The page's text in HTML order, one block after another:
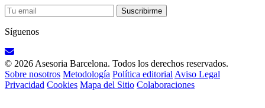
Suscribirme
Síguenos
© 2026 Asesoria Barcelona. Todos los derechos reservados.
Sobre nosotros Metodología Política editorial Aviso Legal
Privacidad Cookies Mapa del Sitio Colaboraciones